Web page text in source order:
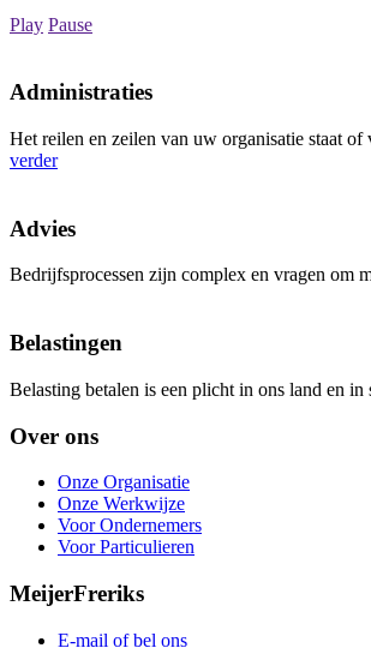
Play Pause
Administraties
Het reilen en zeilen van uw organisatie staat
verder
Advies
Bedrijfsprocessen zijn complex en vragen om
Belastingen
Belasting betalen is een plicht in ons land en
Over ons
Onze Organisatie
Onze Werkwijze
Voor Ondernemers
Voor Particulieren
MeijerFreriks
E-mail of bel ons